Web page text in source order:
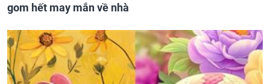
gom hết may mắn về nhà